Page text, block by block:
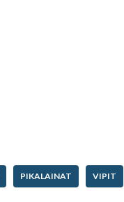
PIKALAINAT VIPIT